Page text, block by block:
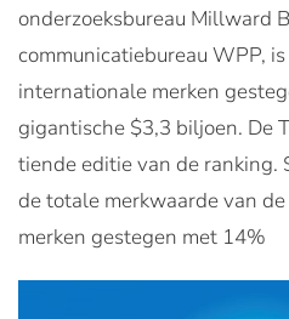
onderzoeksbureau Millward
communicatiebureau WPP,
internationale merken
gigantische $3,3 biljoen. De
tiende editie van de ranking.
de totale merkwaarde van
merken gestegen met 14%